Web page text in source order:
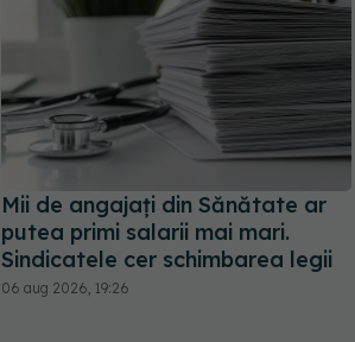
Mii de angajați din Sănătate ar
putea primi salarii mai mari.
Sindicatele cer schimbarea legii
06 aug 2026, 19:26